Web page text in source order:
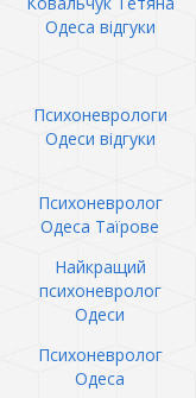
Одеса відгуки
Психоневрологи
Одеси відгуки
Психоневролог
Одеса Таїрове
Найкращий
психоневролог
Одеси
Психоневролог
Одеса